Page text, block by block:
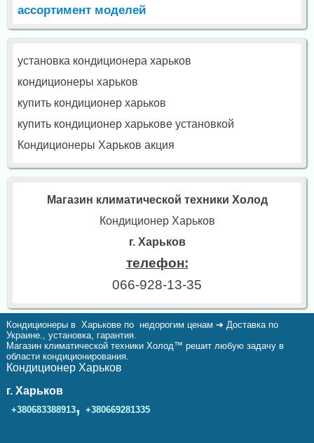
ассортимент моделей
установка кондиционера харьков
кондиционеры харьков
купить кондиционер харьков
купить кондиционер харькове установкой
Кондиционеры Харьков акция
Магазин климатической техники Холод
Кондиционер Харьков
г. Харьков
телефон:
066-928-13-35
Кондиционеры в Харькове по недорогим ценам ➔ Доставка по
Украине., установка, гарантия.
Магазин климатической техники Холод™ решит любую задачу в
области кондиционирования.
Кондиционер Харьков
г. Харьков
+380683388913, +380669281335